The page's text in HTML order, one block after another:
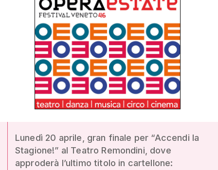
Lunedì 20 aprile, gran finale per “Accendi la
Stagione!” al Teatro Remondini, dove
approderà l’ultimo titolo in cartellone: